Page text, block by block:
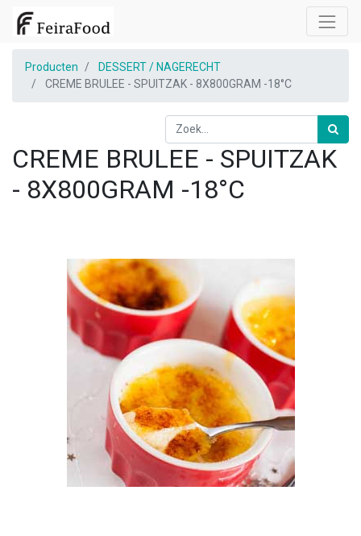
Producten
DESSERT / NAGERECHT
CREME BRULEE - SPUITZAK - 8X800GRAM -18°C
CREME BRULEE - SPUITZAK
- 8X800GRAM -18°C